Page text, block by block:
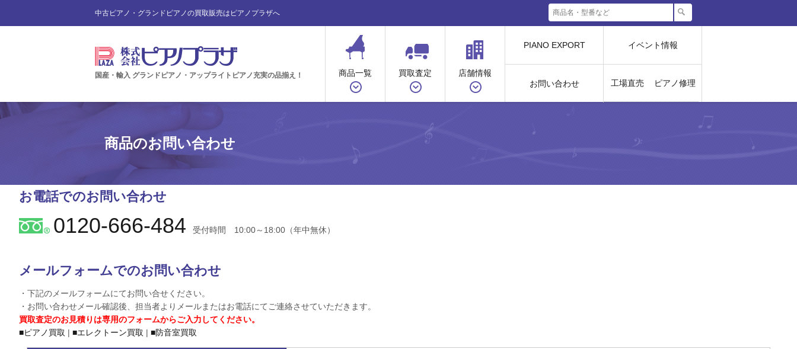
中古ピアノ・グランドピアノの買取販売はピアノプラザへ
国産・輸入 グランドピアノ・アップライトピアノ充実の品揃え！ 商品一覧 買取査定 店舗情報
PIANO EXPORT
お問い合わせ
イベント情報
工場直売 ピアノ修理
商品のお問い合わせ
お電話でのお問い合わせ
0120-666-484 受付時間 10:00～18:00（年中無休）
メールフォームでのお問い合わせ
・下記のメールフォームにてお問い合せください。
・お問い合わせメール確認後、担当者よりメールまたはお電話にてご連絡させていただきます。
買取査定のお見積りは専用のフォームからご入力してください。
■ピアノ買取 | ■エレクトーン買取 | ■防音室買取